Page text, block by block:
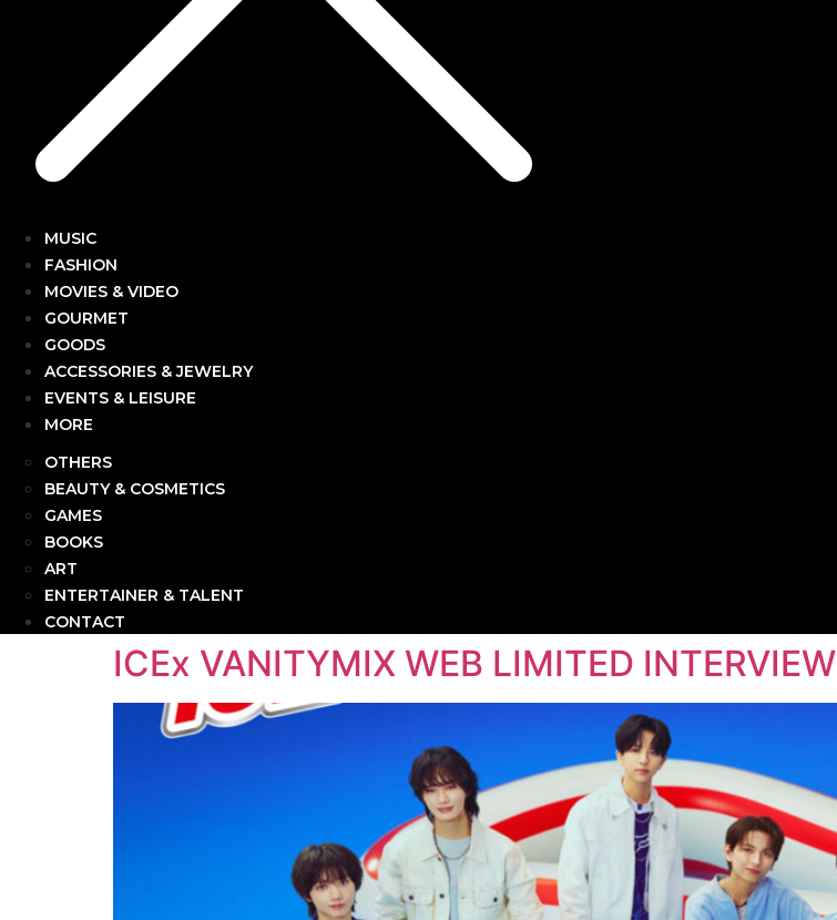
MUSIC
FASHION
MOVIES & VIDEO
GOURMET
GOODS
ACCESSORIES & JEWELRY
EVENTS & LEISURE
MORE
OTHERS
BEAUTY & COSMETICS
GAMES
BOOKS
ART
ENTERTAINER & TALENT
CONTACT
ICEx VANITYMIX WEB LIMITED INTERVIEW